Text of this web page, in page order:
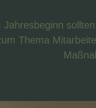
Jahresbeginn
Thema